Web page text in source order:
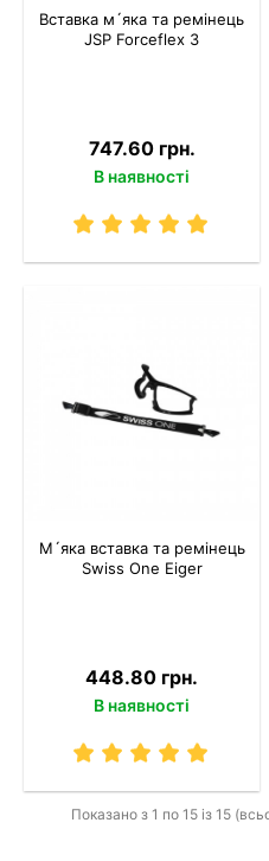
Вставка м´яка та ремінець
JSP Forceflex 3
747.60 грн.
В наявності
М´яка вставка та ремінець
Swiss One Eiger
448.80 грн.
В наявності
Показано з 1 по 15 із 15